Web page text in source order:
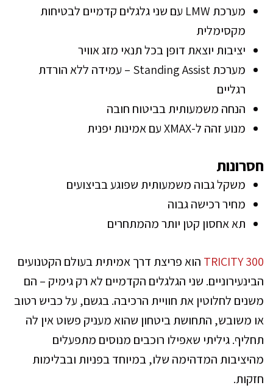
מערכת LMW עם שני גלגלים קדמיים לבטיחות
מקסימלית
יציבות יוצאת דופן בכל תנאי מזג אוויר
מערכת Standing Assist – עמידה ללא הורדת
רגליים
הנחה משמעותית בביטוח חובה
מנוע זהה ל-XMAX עם אמינות יפנית
חסרונות
משקל גבוה משמעותית שפוגע בביצועים
מחיר רכישה גבוה
תא אחסון קטן יותר מהמתחרים
TRICITY 300 הוא פריצת דרך אמיתית בעולם הקטנועים
הבינעירוניים. שני הגלגלים הקדמיים לא רק גימיק – הם
משנים לחלוטין את חוויית הרכיבה. בגשם, על כביש רטוב
או משובש, התחושת ביטחון שהוא מעניק פשוט אין לה
תחליף. גיליתי שאפילו רוכבים מנוסים מתפעלים
מהיציבות המדהימה שלו, במיוחד בפניות ובבלימות
חזקות.